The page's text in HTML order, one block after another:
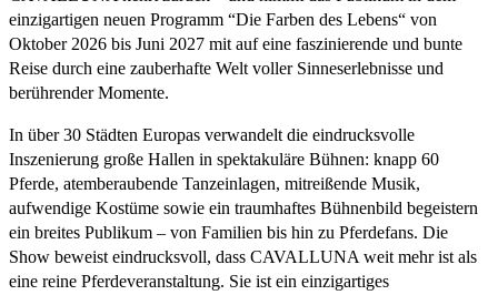
einzigartigen neuen Programm “Die Farben des Lebens“ von
Oktober 2026 bis Juni 2027 mit auf eine faszinierende und bunte
Reise durch eine zauberhafte Welt voller Sinneserlebnisse und
berührender Momente.
In über 30 Städten Europas verwandelt die eindrucksvolle
Inszenierung große Hallen in spektakuläre Bühnen: knapp 60
Pferde, atemberaubende Tanzeinlagen, mitreißende Musik,
aufwendige Kostüme sowie ein traumhaftes Bühnenbild begeistern
ein breites Publikum – von Familien bis hin zu Pferdefans. Die
Show beweist eindrucksvoll, dass CAVALLUNA weit mehr ist als
eine reine Pferdeveranstaltung. Sie ist ein einzigartiges